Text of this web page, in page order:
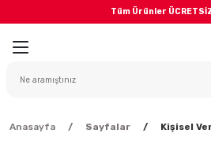
Tüm Ürünler ÜCRETSİZ
Geri Dön
Anasayfa Sayfalar Kişisel